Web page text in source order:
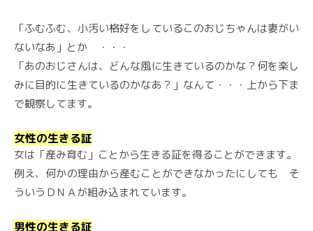
「ふむふむ、小汚い格好をしているこのおじちゃんは妻がい
ないなあ」とか ・・・
「あのおじさんは、どんな風に生きているのかな？何を楽し
みに目的に生きているのかなあ？」なんて・・・上から下ま
で観察してます。
女性の生きる証
女は「産み育む」ことから生きる証を得ることができます。
例え、何かの理由から産むことができなかったにしても そ
ういうＤＮＡが組み込まれています。
男性の生きる証